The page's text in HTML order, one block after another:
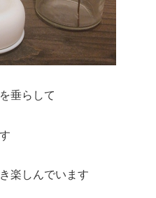
垂らして
楽しんでいます